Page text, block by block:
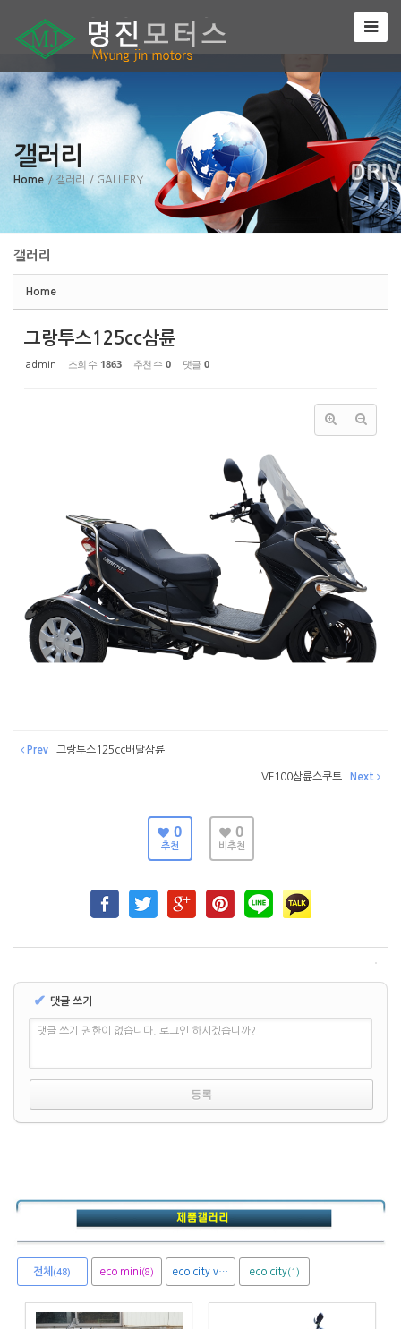
갤러리
Home / 갤러리 / GALLERY
갤러리
Home
그랑투스125cc삼륜
admin 조회 수 1863 추천 수 0 댓글 0
Prev 그랑투스125cc배달삼륜
VF100삼륜스쿠트 Next
0
추천
0
비추천
✔ 댓글 쓰기
댓글 쓰기 권한이 없습니다. 로그인 하시겠습니까?
전체 (48) eco mini (8) eco city van eco city(1)
Sketchbook5, 스케치북5
Sketchbook5, 스케치북5